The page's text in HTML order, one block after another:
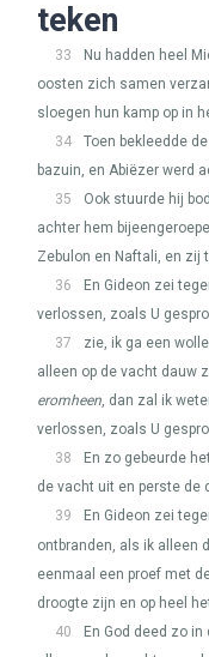
teken
33
Nu hadden heel
oosten zich samen
sloegen hun kamp op in
34
Toen bekleedde
bazuin, en Abiëzer werd
35
Ook stuurde hij
achter hem
Zebulon en Naftali, en zij
36
En Gideon zei
verlossen, zoals U
37
zie, ik ga een
alleen op de vacht dauw
eromheen, dan zal ik
verlossen, zoals U
38
En zo gebeurde
de vacht uit en perste de
39
En Gideon zei
ontbranden, als ik alleen
eenmaal een proef met
droogte zijn en op heel
40
En God deed zo